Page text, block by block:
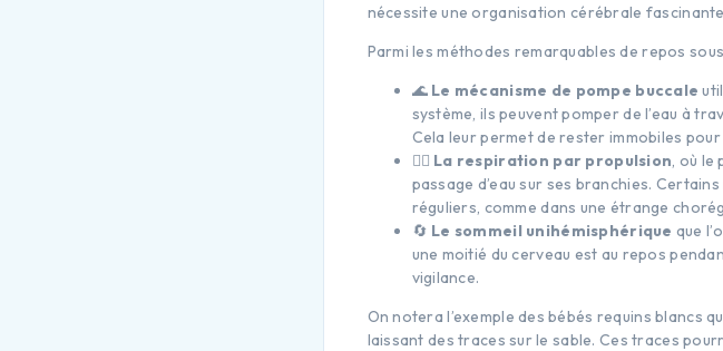
nécessite une organisation cérébrale
Parmi les méthodes remarquables de repos
🌊 Le mécanisme de pompe buccale
système, ils peuvent pomper de l’eau à
Cela leur permet de rester immobiles
🚶‍♂️ La respiration par propulsion, où le
passage d’eau sur ses branchies.
réguliers, comme dans une étrange
🔄 Le sommeil unihémisphérique que
une moitié du cerveau est au repos
vigilance.
On notera l’exemple des bébés requins blancs
laissant des traces sur le sable. Ces traces